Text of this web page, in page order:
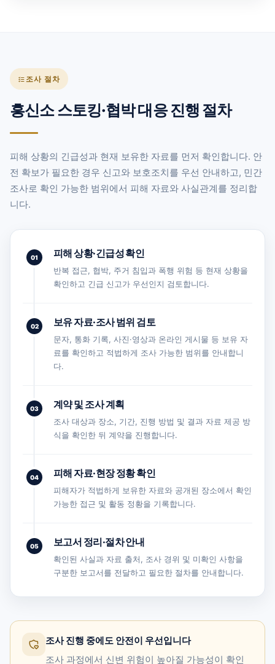
조사 절차
흥신소 스토킹·협박 대응 진행 절차
피해 상황의 긴급성과 현재 보유한 자료를 먼저 확인합니다. 안
전 확보가 필요한 경우 신고와 보호조치를 우선 안내하고, 민간
조사로 확인 가능한 범위에서 피해 자료와 사실관계를 정리합
니다.
01 피해 상황·긴급성 확인
반복 접근, 협박, 주거 침입과 폭행 위험 등 현재 상황을
확인하고 긴급 신고가 우선인지 검토합니다.
02 보유 자료·조사 범위 검토
문자, 통화 기록, 사진·영상과 온라인 게시물 등 보유 자
료를 확인하고 적법하게 조사 가능한 범위를 안내합니
다.
03 계약 및 조사 계획
조사 대상과 장소, 기간, 진행 방법 및 결과 자료 제공 방
식을 확인한 뒤 계약을 진행합니다.
04 피해 자료·현장 정황 확인
피해자가 적법하게 보유한 자료와 공개된 장소에서 확인
가능한 접근 및 활동 정황을 기록합니다.
05 보고서 정리·절차 안내
확인된 사실과 자료 출처, 조사 경위 및 미확인 사항을
구분한 보고서를 전달하고 필요한 절차를 안내합니다.
조사 진행 중에도 안전이 우선입니다
조사 과정에서 신변 위험이 높아질 가능성이 확인